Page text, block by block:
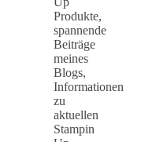
Produkte,
spannende
Beiträge
meines
Blogs,
Informationen
zu
aktuellen
Stampin